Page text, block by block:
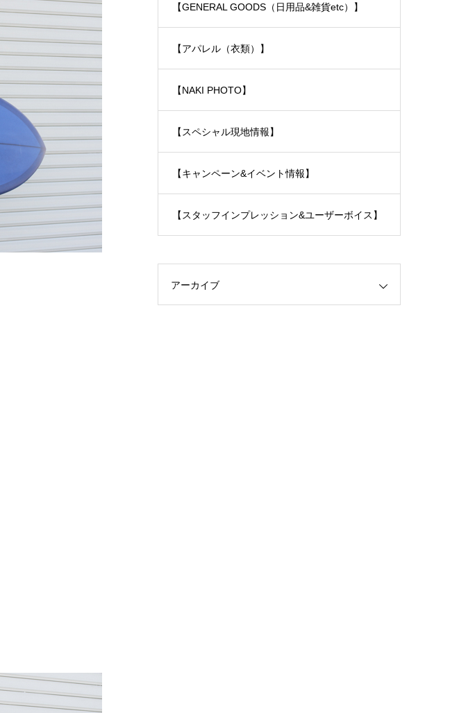
【GENERAL GOODS（日用品&雑貨etc）】
【アパレル（衣類）】
【NAKI PHOTO】
【スペシャル現地情報】
【キャンペーン&イベント情報】
【スタッフインプレッション&ユーザーボイス】
アーカイブ